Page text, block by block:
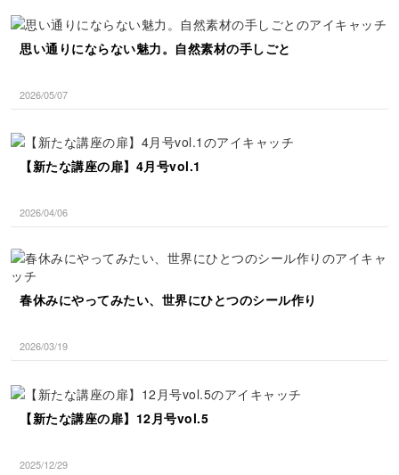
思い通りにならない魅力。自然素材の手しごと
2026/05/07
【新たな講座の扉】4月号vol.1
2026/04/06
春休みにやってみたい、世界にひとつのシール作り
2026/03/19
【新たな講座の扉】12月号vol.5
2025/12/29